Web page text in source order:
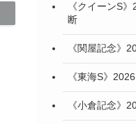
《クイーンS
断
《関屋記念》
《東海S》
《小倉記念》